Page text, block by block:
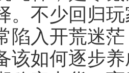
。不少回归
陷入开荒迷
该如何逐步